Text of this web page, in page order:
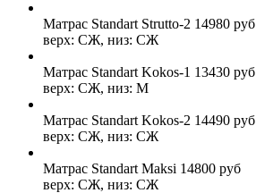
Матрас Standart Strutto-2 14980 руб
верх: СЖ, низ: СЖ
Матрас Standart Kokos-1 13430 руб
верх: СЖ, низ: М
Матрас Standart Kokos-2 14490 руб
верх: СЖ, низ: СЖ
Матрас Standart Maksi 14800 руб
верх: СЖ, низ: СЖ